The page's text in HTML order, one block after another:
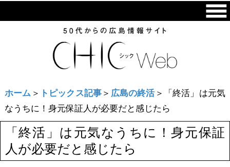
ホーム ＞ トピックス記事 ＞ 広島の終活＞「終活」は元気
なうちに！身元保証人が必要だと感じたら
「終活」は元気なうちに！身元保証
人が必要だと感じたら